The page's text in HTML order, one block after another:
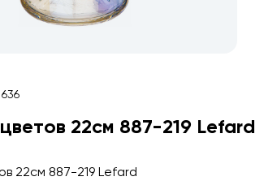
22см 887-219 Lefard
22см 887-219 Lefard